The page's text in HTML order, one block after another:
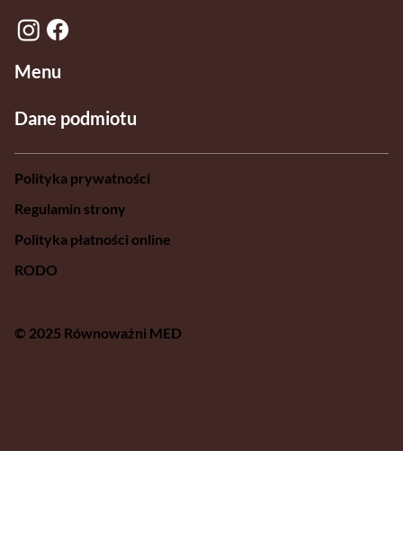
© 2025 Równoważni MED
Dane podmiotu
Menu
Polityka prywatności
Regulamin strony
Polityka płatności online
RODO